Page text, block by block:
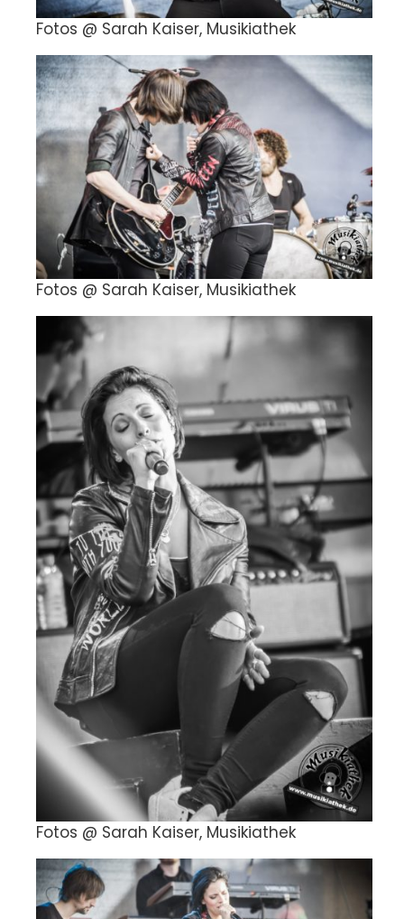
Fotos @ Sarah Kaiser, Musikiathek
Fotos @ Sarah Kaiser, Musikiathek
Fotos @ Sarah Kaiser, Musikiathek